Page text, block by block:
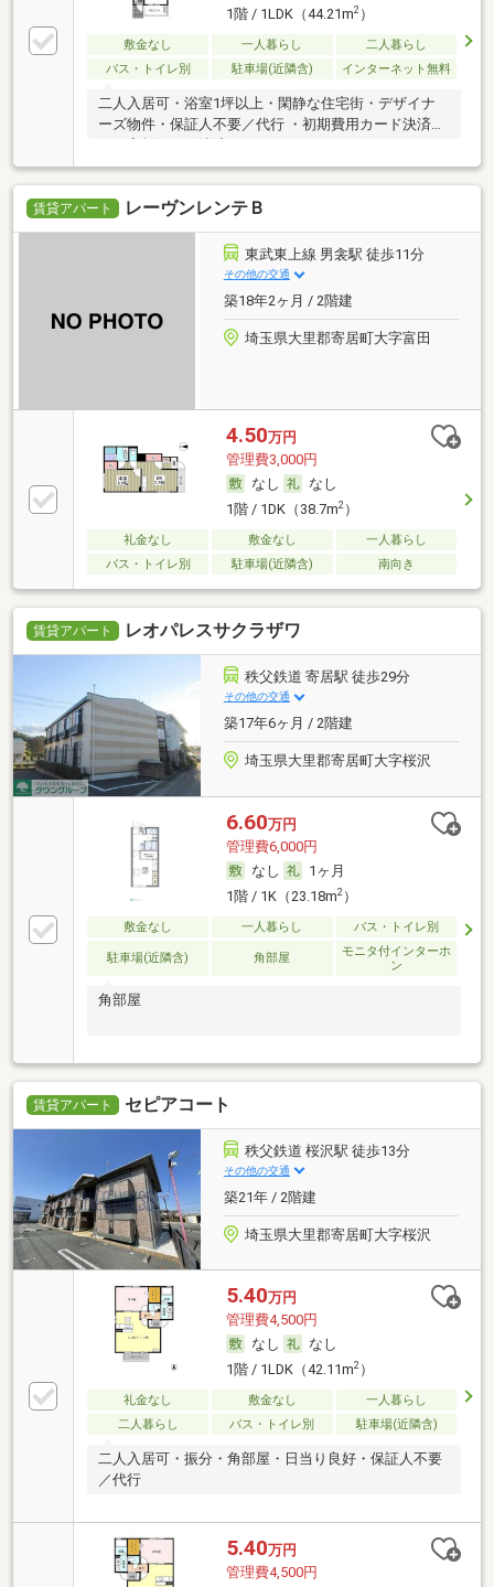
1階 / 1LDK（44.21m2）
敷金なし 一人暮らし
二人暮らし
バス・トイレ別
駐車場(近隣含) インターネット無料
二人入居可・浴室1坪以上・閑静な住宅街・デザイナ
ーズ物件・保証人不要／代行 ・初期費用カード決済
賃貸アパート レーヴンレンテＢ
東武東上線 男衾駅 徒歩11分
その他の交通
築18年2ヶ月 / 2階建
埼玉県大里郡寄居町大字富田
4.50万円
管理費3,000円
なし
なし
1階 / 1DK（38.7m2）
礼金なし 敷金なし
一人暮らし
バス・トイレ別
駐車場(近隣含) 南向き
賃貸アパート レオパレスサクラザワ
秩父鉄道 寄居駅 徒歩29分
その他の交通
築17年6ヶ月 / 2階建
埼玉県大里郡寄居町大字桜沢
6.60万円
管理費6,000円
なし
1ヶ月
1階 / 1K（23.18m2）
敷金なし 一人暮らし バス・トイレ別
駐車場(近隣含) 角部屋
モニタ付インターホ
ン
角部屋
賃貸アパート セピアコート
秩父鉄道 桜沢駅 徒歩13分
その他の交通
築21年 / 2階建
埼玉県大里郡寄居町大字桜沢
5.40万円
管理費4,500円
なし
なし
1階 / 1LDK（42.11m2）
礼金なし 敷金なし
一人暮らし
二人暮らし
バス・トイレ別 駐車場(近隣含)
二人入居可・振分・角部屋・日当り良好・保証人不要
／代行
5.40万円
管理費4,500円